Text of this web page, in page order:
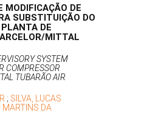
MODIFICAÇÃO DE
SUBSTITUIÇÃO DO
DE
MITTAL
SYSTEM
COMPRESSOR
TUBARÃO AIR
; SILVA, LUCAS
MARTINS DA